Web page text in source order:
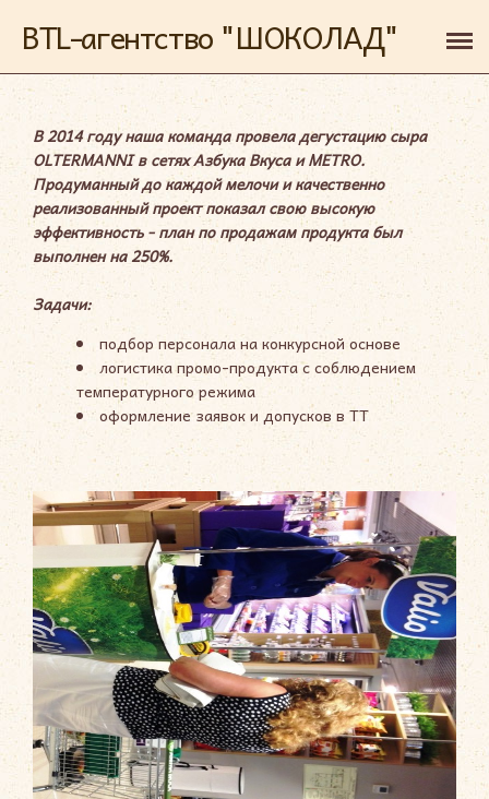
О НАС
УСЛУГИ
РЕАЛИЗОВАННЫЕ ПРОЕКТЫ
ОТЗЫВЫ
НАГРАДЫ
КОНТАКТЫ
BTL-агентство "ШОКОЛАД"
В 2014 году наша команда провела дегустацию сыра
OLTERMANNI в сетях Азбука Вкуса и METRO.
Продуманный до каждой мелочи и качественно
реализованный проект показал свою высокую
эффективность - план по продажам продукта был
выполнен на 250%.
Задачи:
подбор персонала на конкурсной основе
логистика промо-продукта с соблюдением
температурного режима
оформление заявок и допусков в ТТ